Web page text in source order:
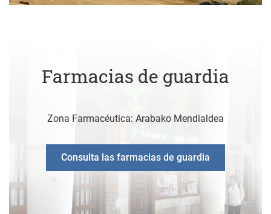
Farmacias de guardia
Zona Farmacéutica: Arabako Mendialdea
Consulta las farmacias de guardia